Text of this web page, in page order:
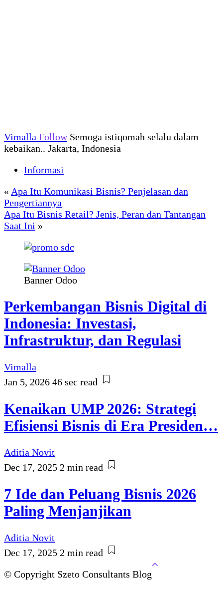
Vimalla Follow Semoga istiqomah selalu dalam
kebaikan.. Jakarta, Indonesia
Informasi
« Apa Itu Komunikasi Bisnis? Penjelasan dan
Pengertiannya
Apa Itu Bisnis Retail? Jenis, Peran dan Tantangan
Saat Ini »
Banner Odoo
Perkembangan Bisnis Digital di
Indonesia: Investasi,
Infrastruktur, dan Regulasi
Vimalla
Jan 5, 2026 46 sec read
Kenaikan UMP 2026: Strategi
Efisiensi Bisnis di Era Presiden…
Aditia Novit
Dec 17, 2025 2 min read
7 Ide dan Peluang Bisnis 2026
Paling Menjanjikan
Aditia Novit
Dec 17, 2025 2 min read
© Copyright Szeto Consultants Blog